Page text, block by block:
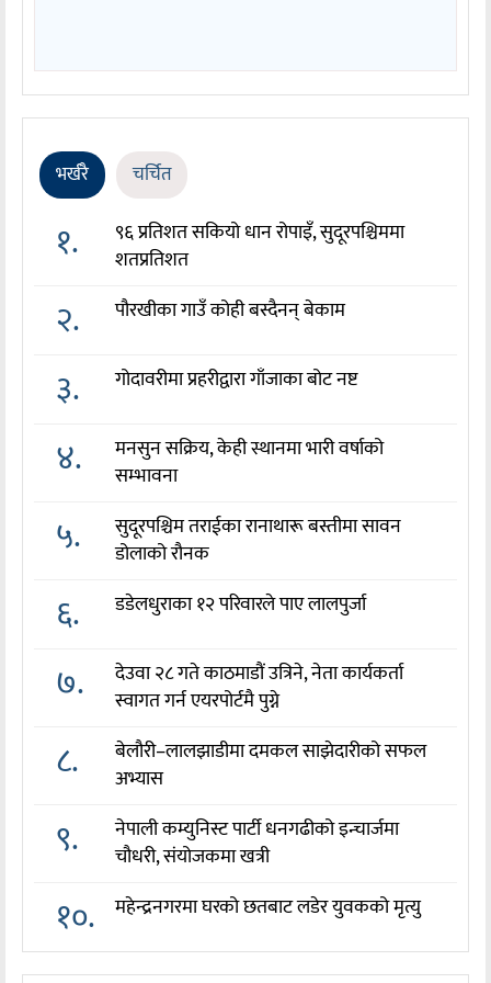
भर्खरै चर्चित
१.
९६ प्रतिशत सकियो धान रोपाइँ, सुदूरपश्चिममा
शतप्रतिशत
२. पौरखीका गाउँ कोही बस्दैनन् बेकाम
३. गोदावरीमा प्रहरीद्वारा गाँजाका बोट नष्ट
४.
मनसुन सक्रिय, केही स्थानमा भारी वर्षाको
सम्भावना
५.
सुदूरपश्चिम तराईका रानाथारू बस्तीमा सावन
डोलाको रौनक
६. डडेलधुराका १२ परिवारले पाए लालपुर्जा
७.
देउवा २८ गते काठमाडौं उत्रिने, नेता कार्यकर्ता
स्वागत गर्न एयरपोर्टमै पुग्ने
८.
बेलौरी–लालझाडीमा दमकल साझेदारीको सफल
अभ्यास
९.
नेपाली कम्युनिस्ट पार्टी धनगढीको इन्चार्जमा
चौधरी, संयोजकमा खत्री
१०. महेन्द्रनगरमा घरको छतबाट लडेर युवकको मृत्यु